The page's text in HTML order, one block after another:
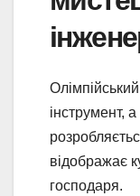
інструмент,
відображає
господаря.